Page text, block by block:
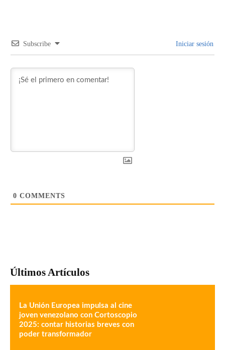
Subscribe Iniciar sesión
0 COMMENTS
Últimos Artículos
La Unión Europea impulsa al cine
joven venezolano con Cortoscopio
2025: contar historias breves con
poder transformador